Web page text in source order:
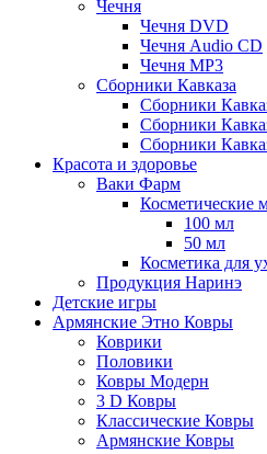
Чечня
Чечня DVD
Чечня Audio CD
Чечня MP3
Сборники Кавказа
Сборники
Сборники
Сборники
Красота и здоровье
Ваки Фарм
Косметические
100 мл
50 мл
Косметика для
Продукция Наринэ
Детские игры
Армянские Этно Ковры
Коврики
Половики
Ковры Модерн
3 D Ковры
Классические Ковры
Армянские Ковры